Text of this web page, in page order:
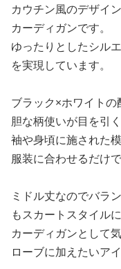
カウチン風のデザイ
カーディガンです。
ゆったりとしたシル
を実現しています。
ブラック×ホワイト
胆な柄使いが目を引
袖や身頃に施された
服装に合わせるだけ
ミドル丈なのでバラ
もスカートスタイル
カーディガンとして
ローブに加えたいアイ